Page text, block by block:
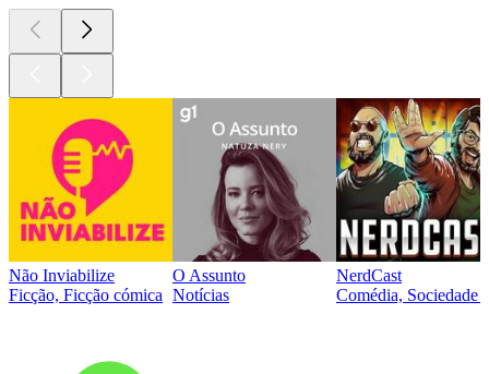
Não Inviabilize
Ficção, Ficção cómica
O Assunto
Notícias
NerdCast
Comédia, Sociedade